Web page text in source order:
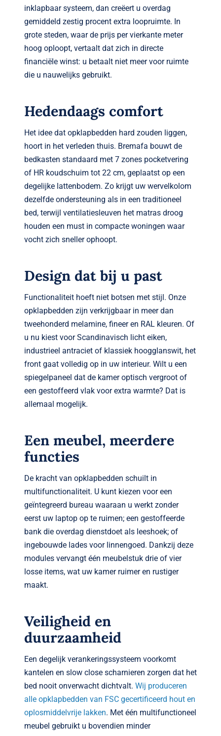
inklapbaar systeem, dan creëert u overdag
gemiddeld zestig procent extra loopruimte. In
grote steden, waar de prijs per vierkante meter
hoog oploopt, vertaalt dat zich in directe
financiële winst: u betaalt niet meer voor ruimte
die u nauwelijks gebruikt.
Hedendaags comfort
Het idee dat opklapbedden hard zouden liggen,
hoort in het verleden thuis. Bremafa bouwt de
bedkasten standaard met 7 zones pocketvering
of HR koudschuim tot 22 cm, geplaatst op een
degelijke lattenbodem. Zo krijgt uw wervelkolom
dezelfde ondersteuning als in een traditioneel
bed, terwijl ventilatiesleuven het matras droog
houden een must in compacte woningen waar
vocht zich sneller ophoopt.
Design dat bij u past
Functionaliteit hoeft niet botsen met stijl. Onze
opklapbedden zijn verkrijgbaar in meer dan
tweehonderd melamine, fineer en RAL kleuren. Of
u nu kiest voor Scandinavisch licht eiken,
industrieel antraciet of klassiek hoogglanswit, het
front gaat volledig op in uw interieur. Wilt u een
spiegelpaneel dat de kamer optisch vergroot of
een gestoffeerd vlak voor extra warmte? Dat is
allemaal mogelijk.
Een meubel, meerdere
functies
De kracht van opklapbedden schuilt in
multifunctionaliteit. U kunt kiezen voor een
geïntegreerd bureau waaraan u werkt zonder
eerst uw laptop op te ruimen; een gestoffeerde
bank die overdag dienstdoet als leeshoek; of
ingebouwde lades voor linnengoed. Dankzij deze
modules vervangt één meubelstuk drie of vier
losse items, wat uw kamer ruimer en rustiger
maakt.
Veiligheid en
duurzaamheid
Een degelijk verankeringssysteem voorkomt
kantelen en slow close scharnieren zorgen dat het
bed nooit onverwacht dichtvalt. Wij produceren
alle opklapbedden van FSC gecertificeerd hout en
oplosmiddelvrije lakken. Met één multifunctioneel
meubel gebruikt u bovendien minder